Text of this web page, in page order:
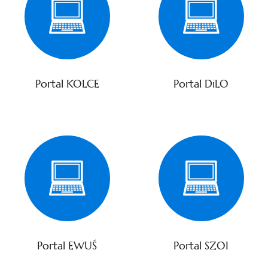
Portal KOLCE Portal DiLO
Portal EWUŚ Portal SZOI